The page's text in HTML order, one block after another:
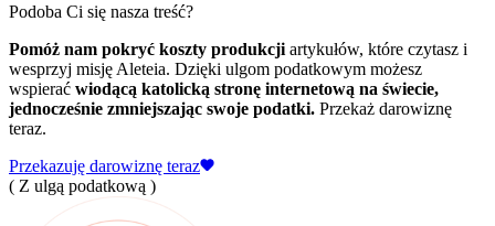
Podoba Ci się nasza treść?
Pomóż nam pokryć koszty produkcji artykułów, które czytasz i
wesprzyj misję Aleteia. Dzięki ulgom podatkowym możesz
wspierać wiodącą katolicką stronę internetową na świecie,
jednocześnie zmniejszając swoje podatki. Przekaż darowiznę
teraz.
Przekazuję darowiznę teraz
( Z ulgą podatkową )